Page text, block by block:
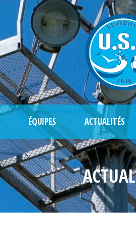
ÉQUIPES ACTUALITÉS